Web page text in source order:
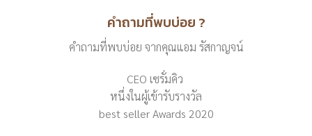
คำถามที่พบบ่อย ?
คำถามที่พบบ่อย จากคุณแอม รัสกาญจน์
CEO เซรั่มคิว
หนึ่งในผู้เข้ารับรางวัล
best seller Awards 2020